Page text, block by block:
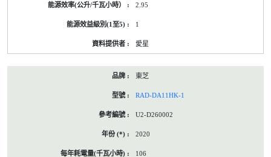
2.95
1
愛星
東芝
RAD-DA11HK-1
U2-D260002
2020
106